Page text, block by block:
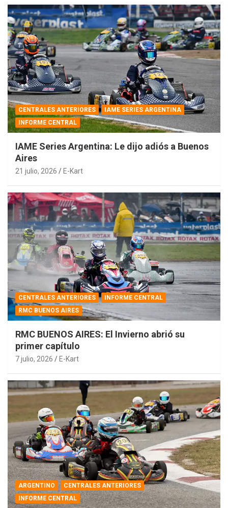
CENTRALES ANTERIORES
IAME SERIES ARGENTINA
INFORME CENTRAL
IAME Series Argentina: Le dijo adiós a Buenos
Aires
21 julio, 2026 E-Kart
CENTRALES ANTERIORES
INFORME CENTRAL
RMC BUENOS AIRES
RMC BUENOS AIRES: El Invierno abrió su
primer capítulo
7 julio, 2026 E-Kart
ARGENTINO
CENTRALES ANTERIORES
INFORME CENTRAL